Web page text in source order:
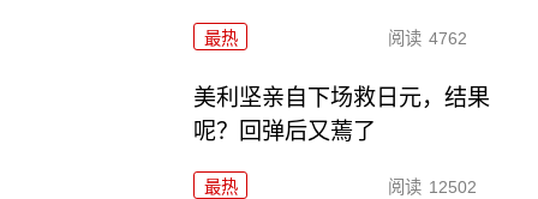
最热 阅读 4762
美利坚亲自下场救日元，结果
呢？回弹后又蔫了
最热 阅读 12502